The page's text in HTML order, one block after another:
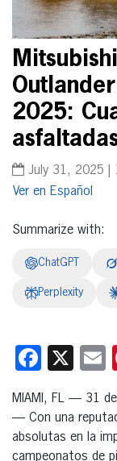
2025:
July 31, 2025 |
Español
Summarize with:
ChatGPT
Perplexity
X
MIAMI, FL — 31
— Con una
absolutas en la
campeonatos de